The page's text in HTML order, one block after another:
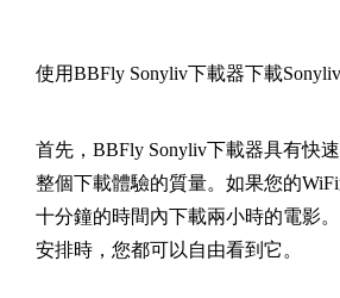
使用BBFly Sonyliv下載器下載
首先，BBFly Sonyliv下載器具有快
整個下載體驗的質量。如果您的
十分鐘的時間內下載兩小時的電影
安排時，您都可以自由看到它。